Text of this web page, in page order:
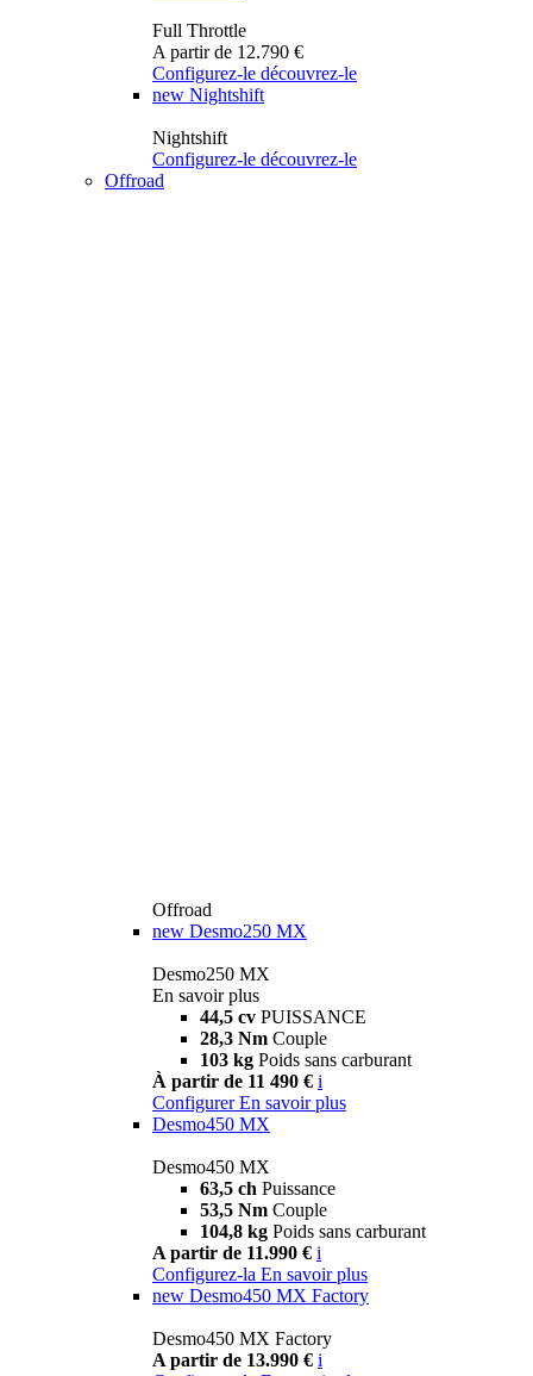
Full Throttle
A partir de 12.790 €
Configurez-le découvrez-le
new Nightshift
Nightshift
Configurez-le découvrez-le
Offroad
Offroad
new Desmo250 MX
Desmo250 MX
En savoir plus
44,5 cv PUISSANCE
28,3 Nm Couple
103 kg Poids sans carburant
À partir de 11 490 € i
Configurer En savoir plus
Desmo450 MX
Desmo450 MX
63,5 ch Puissance
53,5 Nm Couple
104,8 kg Poids sans carburant
A partir de 11.990 € i
Configurez-la En savoir plus
new Desmo450 MX Factory
Desmo450 MX Factory
A partir de 13.990 € i